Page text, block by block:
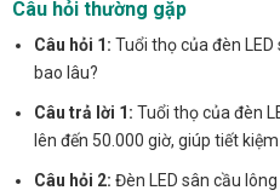
Câu hỏi thường gặp
Câu hỏi 1: Tuổi thọ của đèn
bao lâu?
Câu trả lời 1: Tuổi thọ của đèn
lên đến 50.000 giờ, giúp tiết
Câu hỏi 2: Đèn LED sân cầu